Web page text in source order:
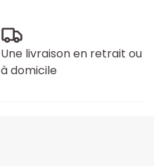
Une livraison en retrait ou
à domicile